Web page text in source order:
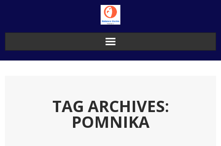
TAG ARCHIVES:
POMNIKA